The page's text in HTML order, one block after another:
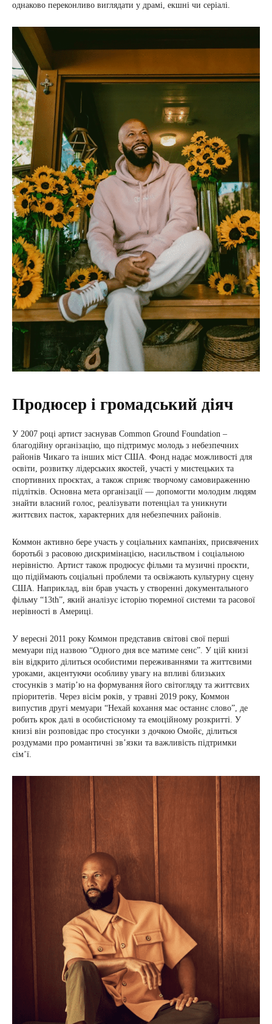
однаково переконливо виглядати у драмі, екшні чи серіалі.
Продюсер і громадський діяч
У 2007 році артист заснував Common Ground Foundation –
благодійну організацію, що підтримує молодь з небезпечних
районів Чикаго та інших міст США. Фонд надає можливості для
освіти, розвитку лідерських якостей, участі у мистецьких та
спортивних проєктах, а також сприяє творчому самовираженню
підлітків. Основна мета організації — допомогти молодим людям
знайти власний голос, реалізувати потенціал та уникнути
життєвих пасток, характерних для небезпечних районів.
Коммон активно бере участь у соціальних кампаніях, присвячених
боротьбі з расовою дискримінацією, насильством і соціальною
нерівністю. Артист також продюсує фільми та музичні проєкти,
що підіймають соціальні проблеми та освіжають культурну сцену
США. Наприклад, він брав участь у створенні документального
фільму “13th”, який аналізує історію тюремної системи та расової
нерівності в Америці.
У вересні 2011 року Коммон представив світові свої перші
мемуари під назвою “Одного дня все матиме сенс”. У цій книзі
він відкрито ділиться особистими переживаннями та життєвими
уроками, акцентуючи особливу увагу на впливі близьких
стосунків з матір’ю на формування його світогляду та життєвих
пріоритетів. Через вісім років, у травні 2019 року, Коммон
випустив другі мемуари “Нехай кохання має останнє слово”, де
робить крок далі в особистісному та емоційному розкритті. У
книзі він розповідає про стосунки з дочкою Омойє, ділиться
роздумами про романтичні зв’язки та важливість підтримки
сім’ї.